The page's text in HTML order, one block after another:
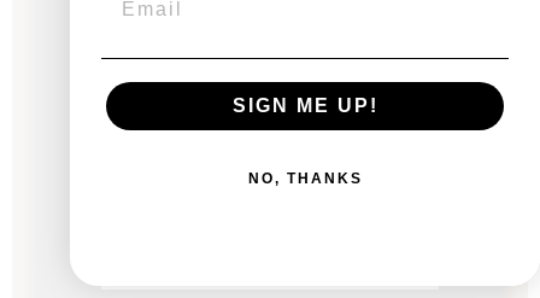
SIGN ME UP!
NO, THANKS